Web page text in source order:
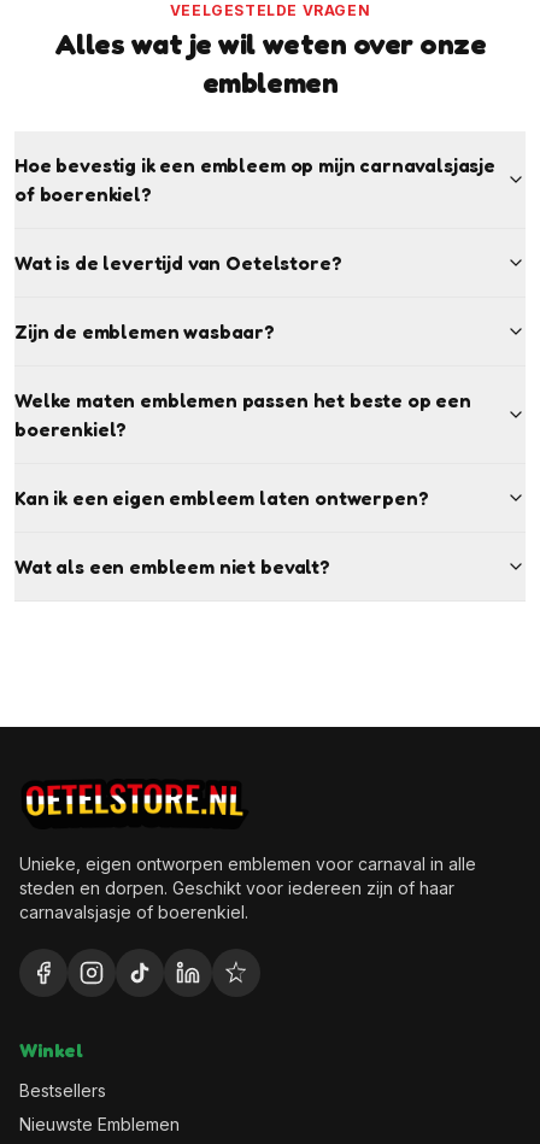
VEELGESTELDE VRAGEN
Alles wat je wil weten over onze
emblemen
Hoe bevestig ik een embleem op mijn carnavalsjasje
of boerenkiel?
Wat is de levertijd van Oetelstore?
Zijn de emblemen wasbaar?
Welke maten emblemen passen het beste op een
boerenkiel?
Kan ik een eigen embleem laten ontwerpen?
Wat als een embleem niet bevalt?
Unieke, eigen ontworpen emblemen voor carnaval in alle
steden en dorpen. Geschikt voor iedereen zijn of haar
carnavalsjasje of boerenkiel.
Winkel
Bestsellers
Nieuwste Emblemen